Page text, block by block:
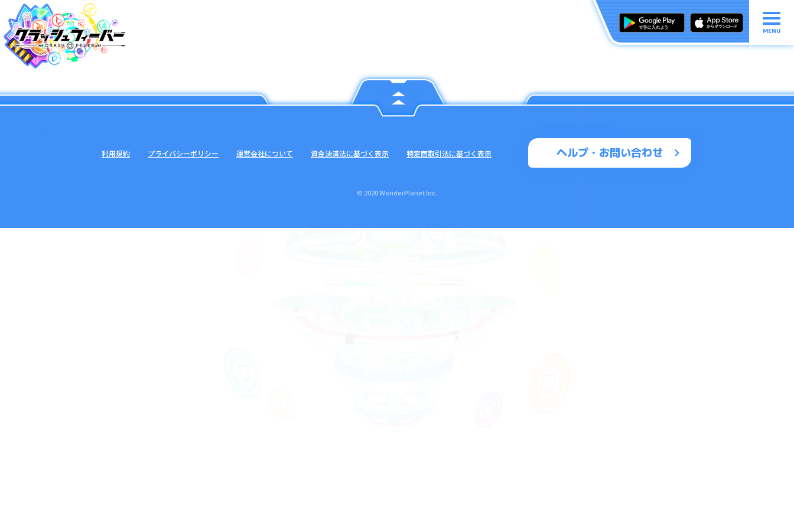
MENU
ヘルプ・お問い合わせ
利用規約 プライバシーポリシー 運営会社について 資金決済法に基づく表示 特定商取引法に基づく表示
© 2020 WonderPlanet Inc.